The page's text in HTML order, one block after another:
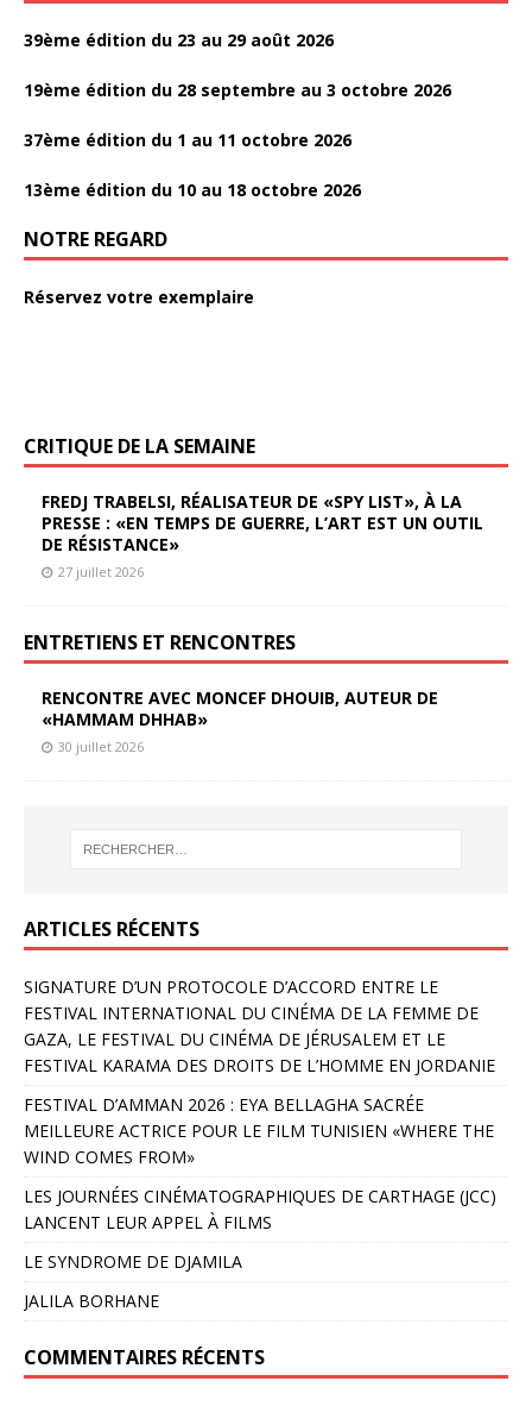
39ème édition du 23 au 29 août 2026
19ème édition du 28 septembre au 3 octobre 2026
37ème édition du 1 au 11 octobre 2026
13ème édition du 10 au 18 octobre 2026
NOTRE REGARD
Réservez votre exemplaire
CRITIQUE DE LA SEMAINE
FREDJ TRABELSI, RÉALISATEUR DE «SPY LIST», À LA
PRESSE : «EN TEMPS DE GUERRE, L’ART EST UN OUTIL
DE RÉSISTANCE»
27 juillet 2026
ENTRETIENS ET RENCONTRES
RENCONTRE AVEC MONCEF DHOUIB, AUTEUR DE
«HAMMAM DHHAB»
30 juillet 2026
ARTICLES RÉCENTS
SIGNATURE D’UN PROTOCOLE D’ACCORD ENTRE LE
FESTIVAL INTERNATIONAL DU CINÉMA DE LA FEMME DE
GAZA, LE FESTIVAL DU CINÉMA DE JÉRUSALEM ET LE
FESTIVAL KARAMA DES DROITS DE L’HOMME EN JORDANIE
FESTIVAL D’AMMAN 2026 : EYA BELLAGHA SACRÉE
MEILLEURE ACTRICE POUR LE FILM TUNISIEN «WHERE THE
WIND COMES FROM»
LES JOURNÉES CINÉMATOGRAPHIQUES DE CARTHAGE (JCC)
LANCENT LEUR APPEL À FILMS
LE SYNDROME DE DJAMILA
JALILA BORHANE
COMMENTAIRES RÉCENTS